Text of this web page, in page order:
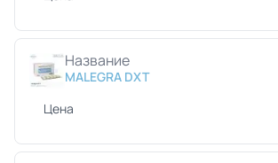
Название
MALEGRA DXT
Цена